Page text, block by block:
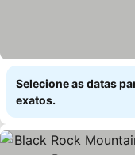
Selecione as datas
exatos.